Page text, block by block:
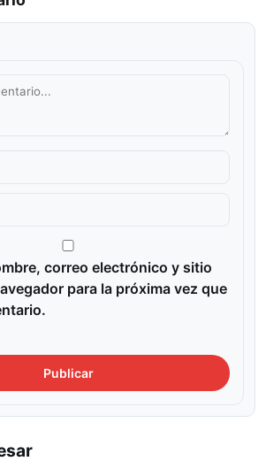
correo electrónico y sitio
para la próxima vez que